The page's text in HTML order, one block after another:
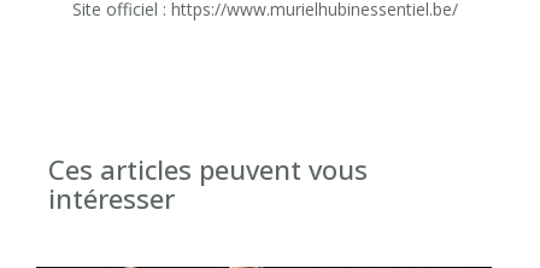
Site officiel : https://www.murielhubinessentiel.be/
Ces articles peuvent vous
intéresser